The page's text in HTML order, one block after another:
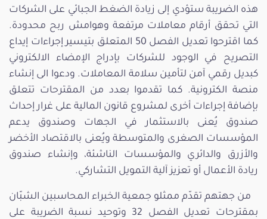
هذه الضريبة ستؤدي إلى زيادة الضغط الجبائي على الشركات
التي تحقق أرقام معاملات مرتفعة وهوامش ربح محدودة.
كما اقترحوا تعديل الفصل 50 المتعلق بتيسير إجراءات إيداع
التصريح في الوجود للشركات بإدراج الإمضاء الالكتروني
كبديل رقمي آمن لتأمين سلامة المعاملات. ودعوا الى إنشاء
منصة الكترونية. كما تقدموا بعدد من المقترحات تتعلق
بإضافة إجراءات أخرى لمشروع قانون المالية على غرار إحداث
صندوق يُعنى بالاستثمار في الجهات وصندوق يدعم
المؤسسات الصغرى والمتوسطة ويُعنى بالاقتصاد الأخضر
والأزرق والدائري والمؤسسات الناشئة، وإنشاء صندوق
ريادة الأعمال أو تعزيز آلية التمويل التشاركي.
من جهتهم تقدّم ممثلو جمعية الخبراء المحاسبين الشبّان
بمقترحات تعديل الفصل 32 وتوحيد نسبة الضريبة على